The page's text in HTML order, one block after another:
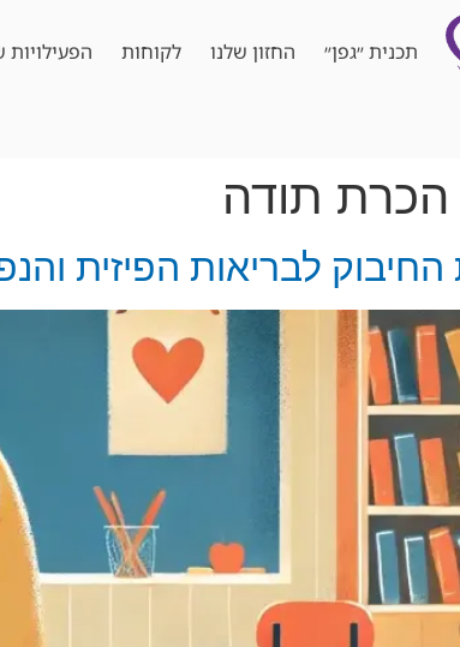
תכנית ״גפן״ החזון שלנו לקוחות הפעילויות
הכרת תודה
לבריאות הפיזית